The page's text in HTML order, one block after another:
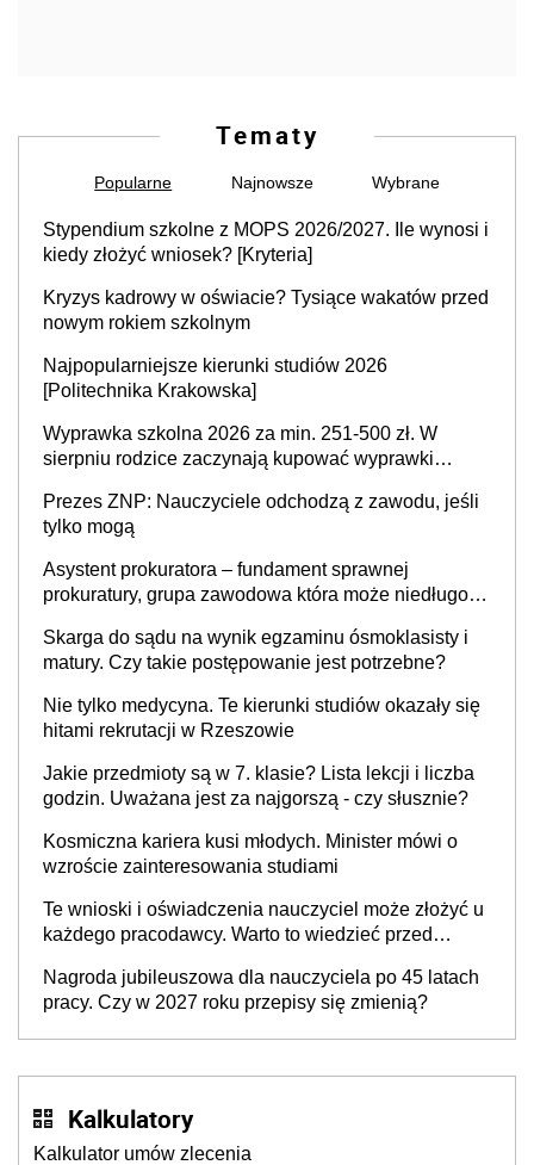
Tematy
Popularne Najnowsze Wybrane
Stypendium szkolne z MOPS 2026/2027. Ile wynosi i
kiedy złożyć wniosek? [Kryteria]
Kryzys kadrowy w oświacie? Tysiące wakatów przed
nowym rokiem szkolnym
Najpopularniejsze kierunki studiów 2026
[Politechnika Krakowska]
Wyprawka szkolna 2026 za min. 251-500 zł. W
sierpniu rodzice zaczynają kupować wyprawki
ponad 1 tys. zł
Prezes ZNP: Nauczyciele odchodzą z zawodu, jeśli
tylko mogą
Asystent prokuratora – fundament sprawnej
prokuratury, grupa zawodowa która może niedługo
Skarga do sądu na wynik egzaminu ósmoklasisty i
matury. Czy takie postępowanie jest potrzebne?
Nie tylko medycyna. Te kierunki studiów okazały się
hitami rekrutacji w Rzeszowie
Jakie przedmioty są w 7. klasie? Lista lekcji i liczba
godzin. Uważana jest za najgorszą - czy słusznie?
Kosmiczna kariera kusi młodych. Minister mówi o
wzroście zainteresowania studiami
Te wnioski i oświadczenia nauczyciel może złożyć u
każdego pracodawcy. Warto to wiedzieć przed
Nagroda jubileuszowa dla nauczyciela po 45 latach
pracy. Czy w 2027 roku przepisy się zmienią?
Kalkulatory
Kalkulator umów zlecenia